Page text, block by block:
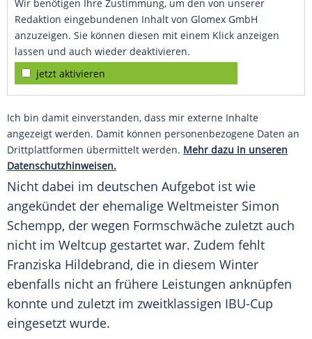
Wir benötigen Ihre Zustimmung, um den von unserer
Redaktion eingebundenen Inhalt von Glomex GmbH
anzuzeigen. Sie können diesen mit einem Klick anzeigen
lassen und auch wieder deaktivieren.
jetzt aktivieren
Ich bin damit einverstanden, dass mir externe Inhalte
angezeigt werden. Damit können personenbezogene Daten an
Drittplattformen übermittelt werden. Mehr dazu in unseren
Datenschutzhinweisen.
Nicht dabei im deutschen Aufgebot ist wie
angekündet der ehemalige Weltmeister Simon
Schempp, der wegen Formschwäche zuletzt auch
nicht im Weltcup gestartet war. Zudem fehlt
Franziska Hildebrand, die in diesem Winter
ebenfalls nicht an frühere Leistungen anknüpfen
konnte und zuletzt im zweitklassigen IBU-Cup
eingesetzt wurde.